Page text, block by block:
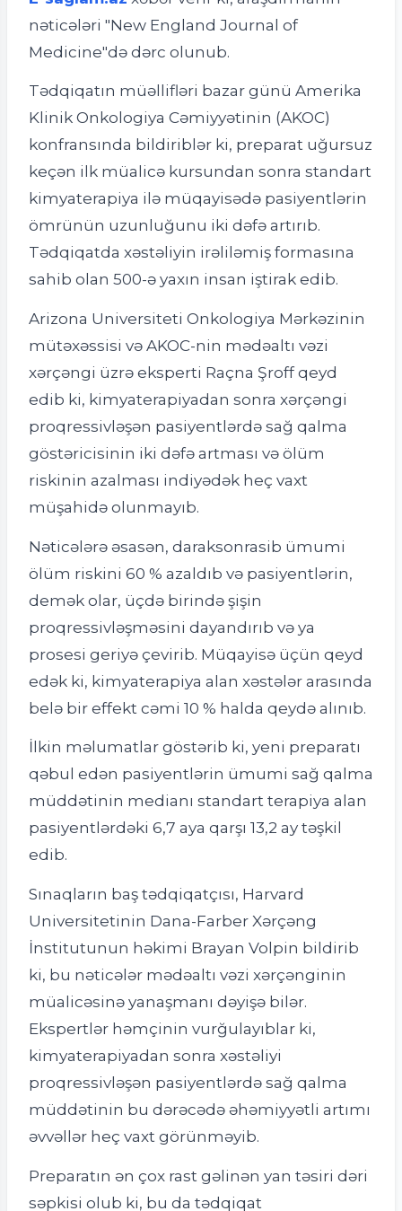
nəticələri "New England Journal of
Medicine"də dərc olunub.
Tədqiqatın müəllifləri bazar günü Amerika
Klinik Onkologiya Cəmiyyətinin (AKOC)
konfransında bildiriblər ki, preparat uğursuz
keçən ilk müalicə kursundan sonra standart
kimyaterapiya ilə müqayisədə pasiyentlərin
ömrünün uzunluğunu iki dəfə artırıb.
Tədqiqatda xəstəliyin irəliləmiş formasına
sahib olan 500-ə yaxın insan iştirak edib.
Arizona Universiteti Onkologiya Mərkəzinin
mütəxəssisi və AKOC-nin mədəaltı vəzi
xərçəngi üzrə eksperti Raçna Şroff qeyd
edib ki, kimyaterapiyadan sonra xərçəngi
proqressivləşən pasiyentlərdə sağ qalma
göstəricisinin iki dəfə artması və ölüm
riskinin azalması indiyədək heç vaxt
müşahidə olunmayıb.
Nəticələrə əsasən, daraksonrasib ümumi
ölüm riskini 60 % azaldıb və pasiyentlərin,
demək olar, üçdə birində şişin
proqressivləşməsini dayandırıb və ya
prosesi geriyə çevirib. Müqayisə üçün qeyd
edək ki, kimyaterapiya alan xəstələr arasında
belə bir effekt cəmi 10 % halda qeydə alınıb.
İlkin məlumatlar göstərib ki, yeni preparatı
qəbul edən pasiyentlərin ümumi sağ qalma
müddətinin medianı standart terapiya alan
pasiyentlərdəki 6,7 aya qarşı 13,2 ay təşkil
edib.
Sınaqların baş tədqiqatçısı, Harvard
Universitetinin Dana-Farber Xərçəng
İnstitutunun həkimi Brayan Volpin bildirib
ki, bu nəticələr mədəaltı vəzi xərçənginin
müalicəsinə yanaşmanı dəyişə bilər.
Ekspertlər həmçinin vurğulayıblar ki,
kimyaterapiyadan sonra xəstəliyi
proqressivləşən pasiyentlərdə sağ qalma
müddətinin bu dərəcədə əhəmiyyətli artımı
əvvəllər heç vaxt görünməyib.
Preparatın ən çox rast gəlinən yan təsiri dəri
səpkisi olub ki, bu da tədqiqat